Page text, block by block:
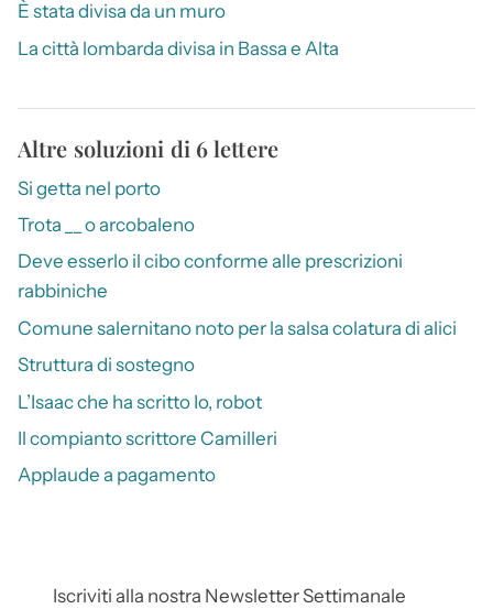
È stata divisa da un muro
La città lombarda divisa in Bassa e Alta
Altre soluzioni di 6 lettere
Si getta nel porto
Trota __ o arcobaleno
Deve esserlo il cibo conforme alle prescrizioni
rabbiniche
Comune salernitano noto per la salsa colatura di alici
Struttura di sostegno
L’Isaac che ha scritto Io, robot
Il compianto scrittore Camilleri
Applaude a pagamento
Iscriviti alla nostra Newsletter Settimanale